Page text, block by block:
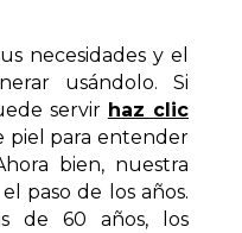
necesidades y el
usándolo. Si
servir haz clic
piel para entender
bien, nuestra
paso de los años.
de 60 años, los